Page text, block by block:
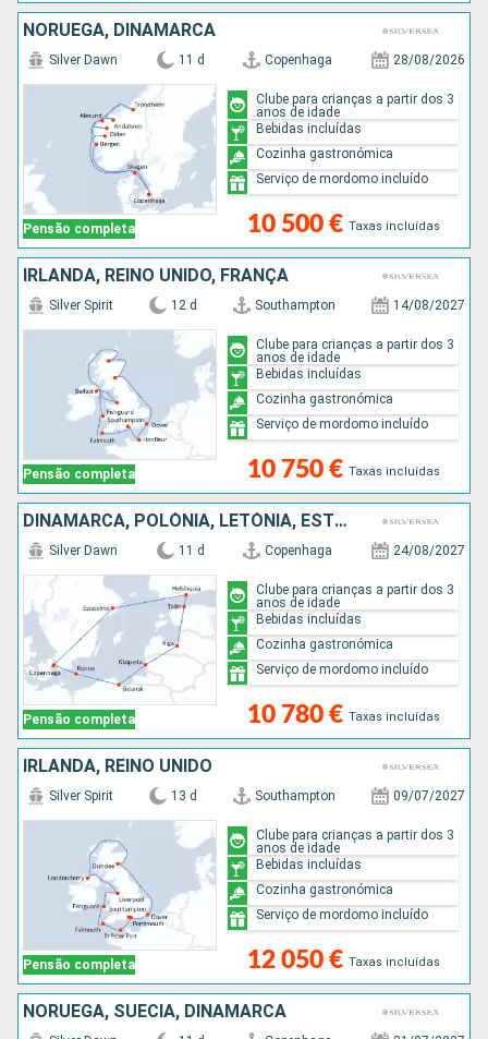
NORUEGA, DINAMARCA
Pensão completa
Silver Dawn 11 d Copenhaga 28/08/2026
10 500 € Taxas incluídas
Clube para crianças a partir dos 3
anos de idade
Bebidas incluídas
Cozinha gastronómica
Serviço de mordomo incluído
IRLANDA, REINO UNIDO, FRANÇA
Pensão completa
Silver Spirit 12 d Southampton 14/08/2027
10 750 € Taxas incluídas
Clube para crianças a partir dos 3
anos de idade
Bebidas incluídas
Cozinha gastronómica
Serviço de mordomo incluído
DINAMARCA, POLÓNIA, LETÓNIA, ESTÓNIA, FINLÂNDIA, SUÉCIA
Pensão completa
Silver Dawn 11 d Copenhaga 24/08/2027
10 780 € Taxas incluídas
Clube para crianças a partir dos 3
anos de idade
Bebidas incluídas
Cozinha gastronómica
Serviço de mordomo incluído
IRLANDA, REINO UNIDO
Pensão completa
Silver Spirit 13 d Southampton 09/07/2027
12 050 € Taxas incluídas
Clube para crianças a partir dos 3
anos de idade
Bebidas incluídas
Cozinha gastronómica
Serviço de mordomo incluído
NORUEGA, SUÉCIA, DINAMARCA